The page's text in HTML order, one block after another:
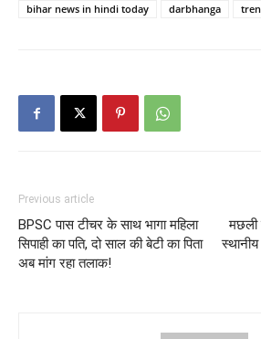
bihar news in hindi today
darbhanga
Previous article
BPSC पास टीचर के साथ भागा महिला
सिपाही का पति, दो साल की बेटी का पिता
अब मांग रहा तलाक!
मछली